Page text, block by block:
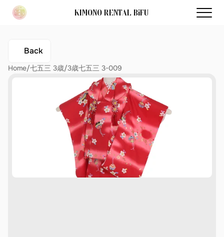
KIMONO RENTAL BiFU
Back
Home/七五三 3歳/3歳七五三 3-009